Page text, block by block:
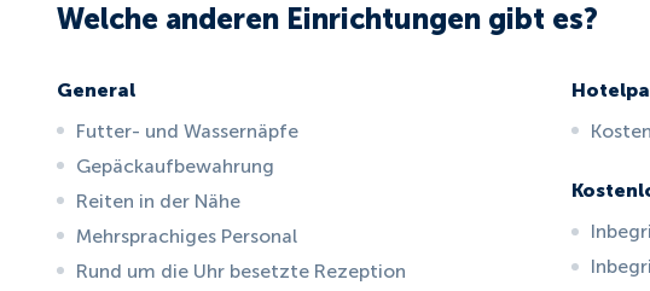
Welche anderen Einrichtungen gibt es?
General
Futter- und Wassernäpfe
Gepäckaufbewahrung
Reiten in der Nähe
Mehrsprachiges Personal
Rund um die Uhr besetzte Rezeption